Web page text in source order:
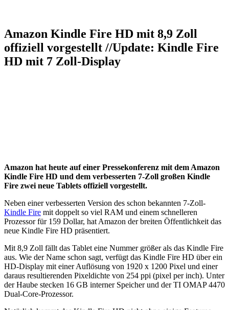
Amazon Kindle Fire HD mit 8,9 Zoll
offiziell vorgestellt //Update: Kindle Fire
HD mit 7 Zoll-Display
Amazon hat heute auf einer Pressekonferenz mit dem Amazon
Kindle Fire HD und dem verbesserten 7-Zoll großen Kindle
Fire zwei neue Tablets offiziell vorgestellt.
Neben einer verbesserten Version des schon bekannten 7-Zoll-
Kindle Fire mit doppelt so viel RAM und einem schnelleren
Prozessor für 159 Dollar, hat Amazon der breiten Öffentlichkeit das
neue Kindle Fire HD präsentiert.
Mit 8,9 Zoll fällt das Tablet eine Nummer größer als das Kindle Fire
aus. Wie der Name schon sagt, verfügt das Kindle Fire HD über ein
HD-Display mit einer Auflösung von 1920 x 1200 Pixel und einer
daraus resultierenden Pixeldichte von 254 ppi (pixel per inch). Unter
der Haube stecken 16 GB interner Speicher und der TI OMAP 4470
Dual-Core-Prozessor.